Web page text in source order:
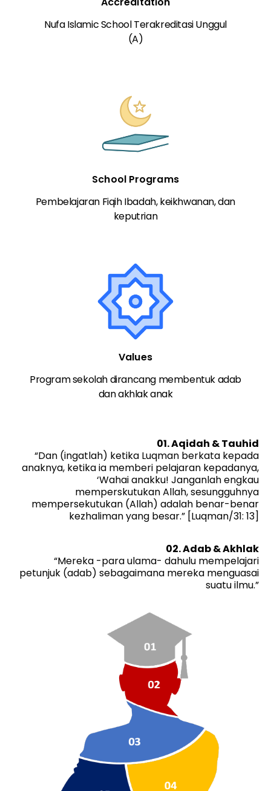
Nufa Islamic School Terakreditasi Unggul
(A)
School Programs
Pembelajaran Fiqih Ibadah, keikhwanan, dan
keputrian
Values
Program sekolah dirancang membentuk adab
dan akhlak anak
01. Aqidah & Tauhid
“Dan (ingatlah) ketika Luqman berkata kepada
anaknya, ketika ia memberi pelajaran kepadanya,
‘Wahai anakku! Janganlah engkau
memperskutukan Allah, sesungguhnya
mempersekutukan (Allah) adalah benar-benar
kezhaliman yang besar.” [Luqman/31: 13]
02. Adab & Akhlak
“Mereka -para ulama- dahulu mempelajari
petunjuk (adab) sebagaimana mereka menguasai
suatu ilmu.”